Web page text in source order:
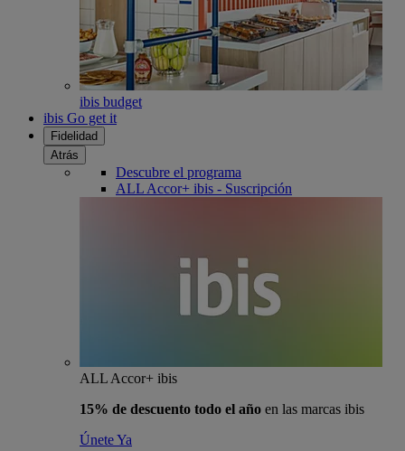
ibis budget
ibis Go get it
Fidelidad
Atrás
Descubre el programa
ALL Accor+ ibis - Suscripción
ALL Accor+ ibis
15% de descuento todo el año en las marcas ibis
Únete Ya